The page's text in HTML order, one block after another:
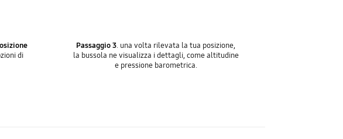
di
Passaggio 3. una volta rilevata la tua posizione,
la bussola ne visualizza i dettagli, come altitudine
e pressione barometrica.